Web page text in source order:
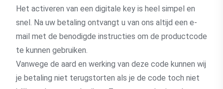
Het activeren van een digitale key is heel simpel en
snel. Na uw betaling ontvangt u van ons altijd een e-
mail met de benodigde instructies om de productcode
te kunnen gebruiken.
Vanwege de aard en werking van deze code kunnen wij
je betaling niet terugstorten als je de code toch niet